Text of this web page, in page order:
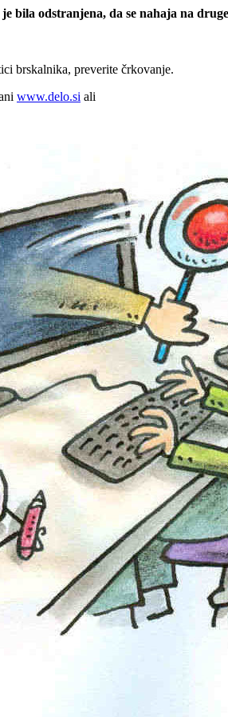
bila odstranjena, da se nahaja na
brskalnika, preverite črkovanje.
www.delo.si ali